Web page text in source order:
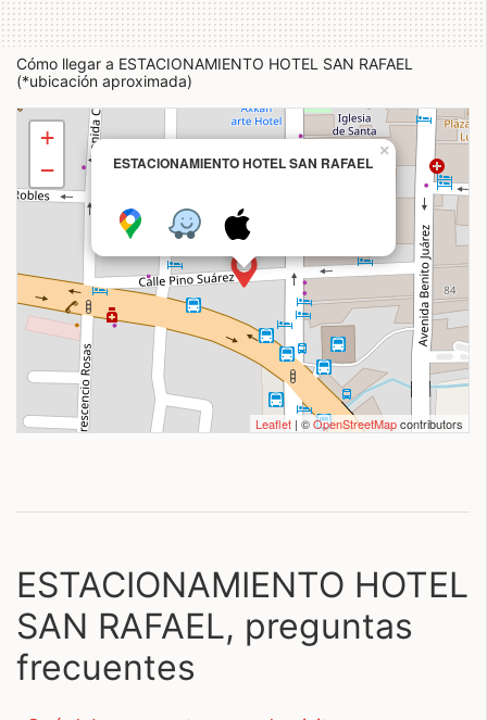
Cómo llegar a ESTACIONAMIENTO HOTEL SAN RAFAEL
(*ubicación aproximada)
ESTACIONAMIENTO HOTEL SAN RAFAEL
×
+
−
Leaflet | ©OpenStreetMapcontributors
ESTACIONAMIENTO HOTEL
SAN RAFAEL, preguntas
frecuentes